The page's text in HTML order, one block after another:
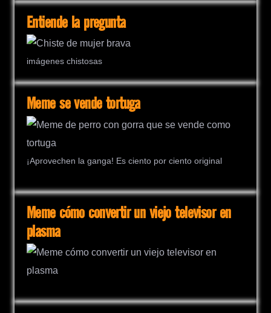
Entiende la pregunta
imágenes chistosas
Meme se vende tortuga
¡Aprovechen la ganga! Es ciento por ciento original
Meme cómo convertir un viejo televisor en
plasma